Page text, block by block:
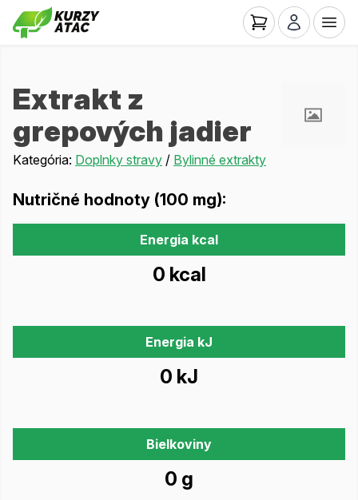
Extrakt z
grepových jadier
Kategória: Doplnky stravy / Bylinné extrakty
Nutričné hodnoty (100 mg):
Energia kcal
0 kcal
Energia kJ
0 kJ
Bielkoviny
0 g